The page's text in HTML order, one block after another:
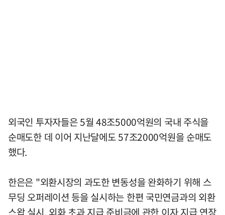
외국인 투자자들은 5월 48조5000억원의 국내 주식을
순매도한 데 이어 지난달에도 57조2000억원을 순매도
했다.
한은은 "외환시장의 과도한 변동성을 완화하기 위해 스
무딩 오퍼레이션 등을 실시하는 한편 국민연금과의 외환
스왑 실시, 외화 초과 지급 준비금에 관한 이자 지급 연장